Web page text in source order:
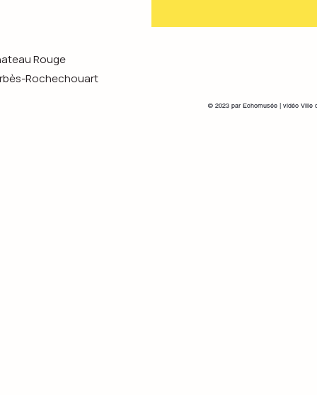
© 2023 par Echomusée | vidéo Ville
Rouge
Rochechouart